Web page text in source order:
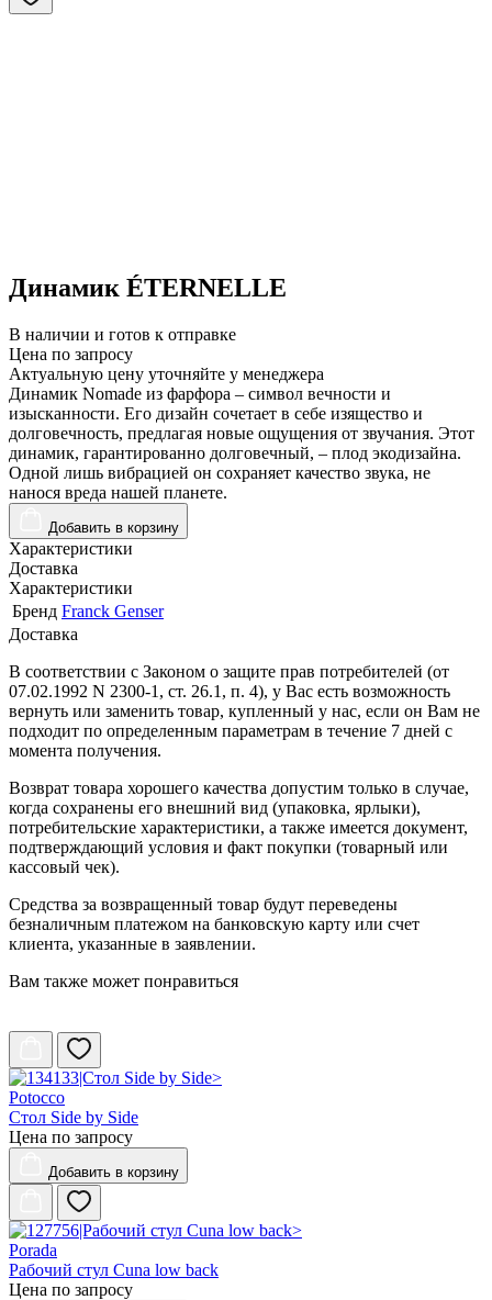
Динамик ÉTERNELLE
В наличии и готов к отправке
Цена по запросу
Актуальную цену уточняйте у менеджера
Динамик Nomade из фарфора – символ вечности и
изысканности. Его дизайн сочетает в себе изящество и
долговечность, предлагая новые ощущения от звучания. Этот
динамик, гарантированно долговечный, – плод экодизайна.
Одной лишь вибрацией он сохраняет качество звука, не
нанося вреда нашей планете.
Добавить в корзину
Характеристики
Доставка
Характеристики
Бренд Franck Genser
Доставка
В соответствии с Законом о защите прав потребителей (от
07.02.1992 N 2300-1, ст. 26.1, п. 4), у Вас есть возможность
вернуть или заменить товар, купленный у нас, если он Вам не
подходит по определенным параметрам в течение 7 дней с
момента получения.
Возврат товара хорошего качества допустим только в случае,
когда сохранены его внешний вид (упаковка, ярлыки),
потребительские характеристики, а также имеется документ,
подтверждающий условия и факт покупки (товарный или
кассовый чек).
Средства за возвращенный товар будут переведены
безналичным платежом на банковскую карту или счет
клиента, указанные в заявлении.
Вам также может понравиться
Potocco
Стол Side by Side
Цена по запросу
Добавить в корзину
Porada
Рабочий стул Cuna low back
Цена по запросу